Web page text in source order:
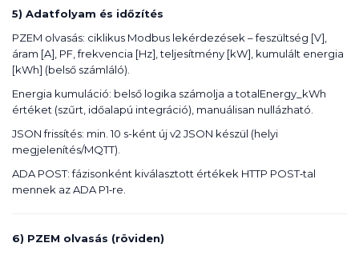
5) Adatfolyam és időzítés
PZEM olvasás: ciklikus Modbus lekérdezések – feszültség [V],
áram [A], PF, frekvencia [Hz], teljesítmény [kW], kumulált energia
[kWh] (belső számláló).
Energia kumuláció: belső logika számolja a totalEnergy_kWh
értéket (szűrt, időalapú integráció), manuálisan nullázható.
JSON frissítés: min. 10 s-ként új v2 JSON készül (helyi
megjelenítés/MQTT).
ADA POST: fázisonként kiválasztott értékek HTTP POST‑tal
mennek az ADA P1‑re.
6) PZEM olvasás (röviden)